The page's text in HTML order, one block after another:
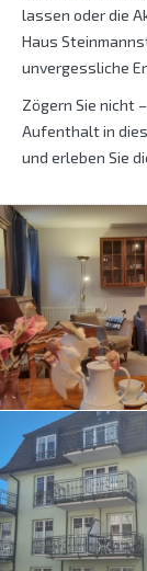
lassen oder die
Haus
unvergessliche
Zögern Sie nicht
Aufenthalt in
und erleben Sie